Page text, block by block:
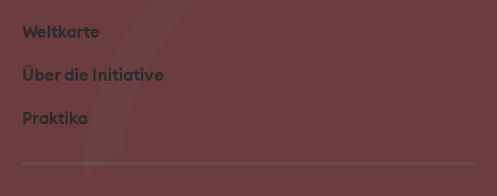
Weltkarte
Über die Initiative
Praktika